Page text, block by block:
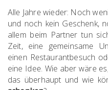
Alle Jahre wieder: Noch
und noch kein Geschenk,
allem beim Partner tun
Zeit, eine gemeinsame
einen Restaurantbesuch
eine Idee. Wie aber wäre
das überhaupt und wie